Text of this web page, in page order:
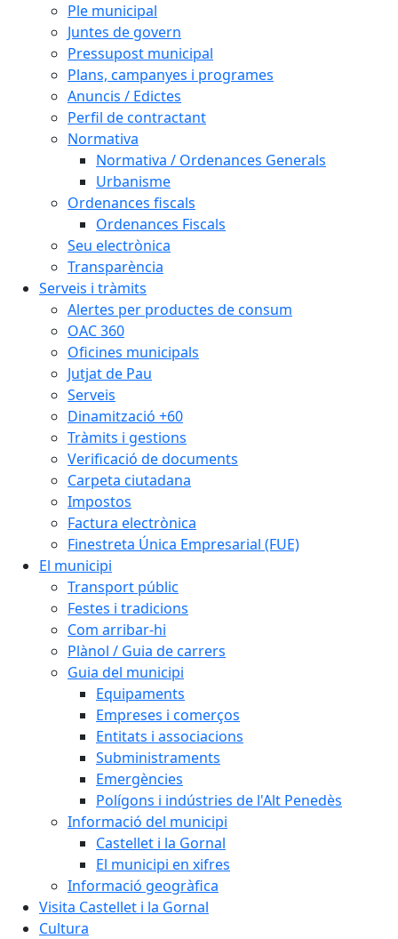
Ple municipal
Juntes de govern
Pressupost municipal
Plans, campanyes i programes
Anuncis / Edictes
Perfil de contractant
Normativa
Normativa / Ordenances Generals
Urbanisme
Ordenances fiscals
Ordenances Fiscals
Seu electrònica
Transparència
Serveis i tràmits
Alertes per productes de consum
OAC 360
Oficines municipals
Jutjat de Pau
Serveis
Dinamització +60
Tràmits i gestions
Verificació de documents
Carpeta ciutadana
Impostos
Factura electrònica
Finestreta Única Empresarial (FUE)
El municipi
Transport públic
Festes i tradicions
Com arribar-hi
Plànol / Guia de carrers
Guia del municipi
Equipaments
Empreses i comerços
Entitats i associacions
Subministraments
Emergències
Polígons i indústries de l'Alt Penedès
Informació del municipi
Castellet i la Gornal
El municipi en xifres
Informació geogràfica
Visita Castellet i la Gornal
Cultura